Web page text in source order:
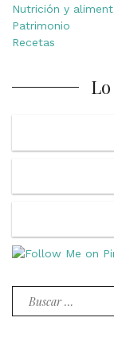
Nutrición y
Patrimonio
Recetas